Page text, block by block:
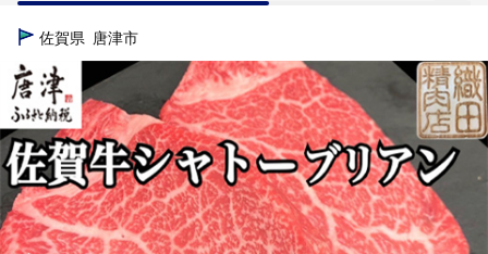
TOP
佐賀県 唐津市